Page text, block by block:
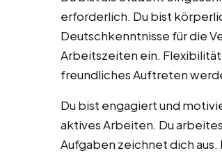
erforderlich. Du bist
Deutschkenntnisse für die
Arbeitszeiten ein.
freundliches Auftreten
Du bist engagiert und
aktives Arbeiten. Du
Aufgaben zeichnet dich